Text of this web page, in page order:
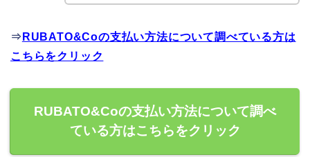
⇒ RUBATO&Coの支払い方法について調べている方は
こちらをクリック
RUBATO&Coの支払い方法について調べ
ている方はこちらをクリック